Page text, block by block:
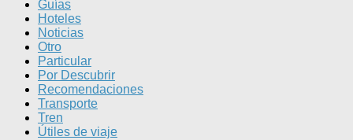
Guías
Hoteles
Noticias
Otro
Particular
Por Descubrir
Recomendaciones
Transporte
Tren
Útiles de viaje